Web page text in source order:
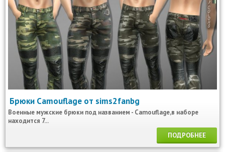
Брюки Camouflage от sims2fanbg
Военные мужские брюки под названием - Camouflage,в наборе
находится 7...
ПОДРОБНЕЕ